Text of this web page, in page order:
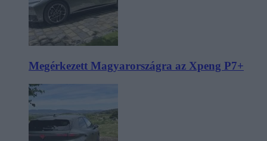
Megérkezett Magyarországra az Xpeng P7+